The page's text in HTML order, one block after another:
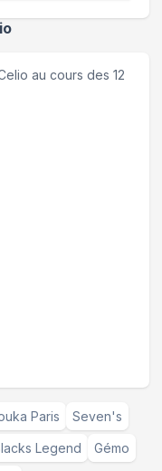
au cours des 12
Paris Seven's
Legend Gémo